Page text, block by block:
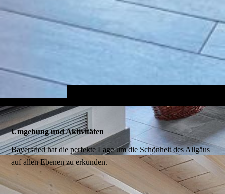
Umgebung und Aktivitäten
Bayersried hat die perfekte Lage um die Schönheit des Allgäus
auf allen Ebenen zu erkunden.